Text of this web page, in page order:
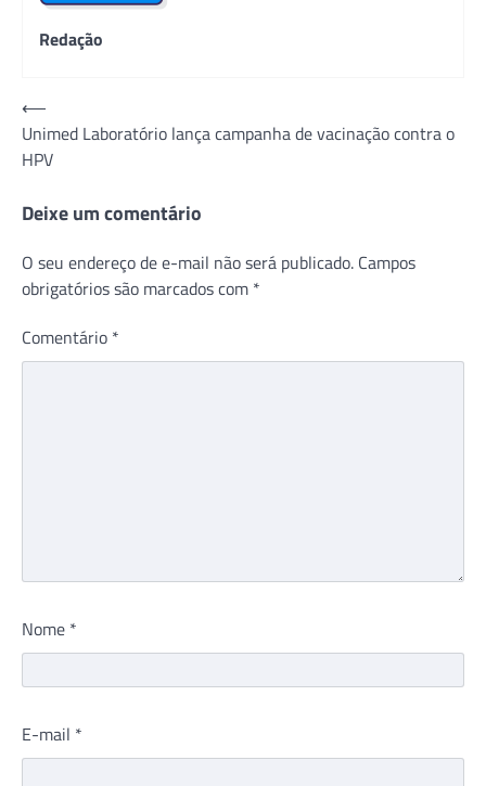
Redação
Navegação
de
Post
⟵
Unimed Laboratório lança campanha de vacinação contra o
HPV
Deixe um comentário
O seu endereço de e-mail não será publicado. Campos
obrigatórios são marcados com *
Comentário *
Nome *
E-mail *